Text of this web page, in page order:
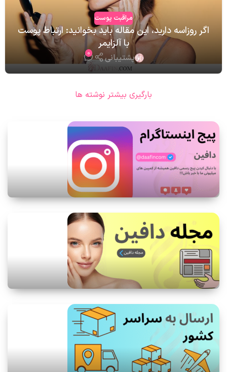
مراقبت پوست
اگر روزاسه دارید، این مقاله باید بخوانید: ارتباط پوست
با آلزایمر
پشتیبانی 0
بارگیری بیشتر نوشته ها